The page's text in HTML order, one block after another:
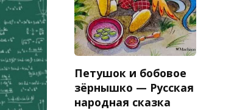
Петушок и бобовое
зёрнышко — Русская
народная сказка